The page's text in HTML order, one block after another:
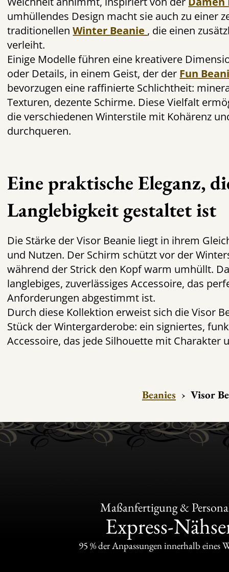
umhüllendes Design macht sie auch zu einer
traditionellenWinter Beanie , die einen
verleiht.
Einige Modelle führen eine kreativere
oder Details, in einem Geist, der der Fun
bevorzugen eine raffinierte Schlichtheit:
Texturen, dezente Schirme. Diese Vielfalt
die verschiedenen Winterstile mit Kohärenz
durchqueren.
Eine praktische Eleganz,
Langlebigkeit gestaltet ist
Die Stärke der Visor Beanie liegt in ihrem
und Nutzen. Der Schirm schützt vor der
während der Strick den Kopf warm umhüllt.
langlebiges, zuverlässiges Accessoire, das
Anforderungen abgestimmt ist.
Durch diese Kollektion erweist sich die Visor
Stück der Wintergarderobe: ein signiertes,
Accessoire, das jede Silhouette mit Charakter
Beanies › Visor
Maßanfertigung &
Express-
95 % der Anpassungen innerhalb eines